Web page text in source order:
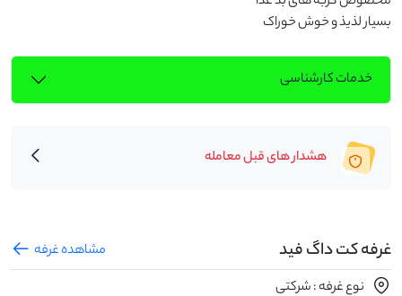
بسیار لذیذ و خوش خوراک
خدمات کارشناسی
هشدار های قبل معامله
غرفه کت داگ فید
مشاهده غرفه
نوع غرفه : شرکتی